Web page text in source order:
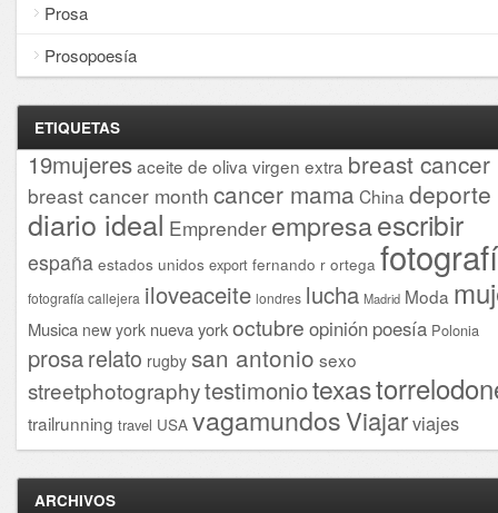
Prosa
Prosopoesía
ETIQUETAS
19mujeresaceite de oliva virgen extra breast cancer
breast cancer month cancer mama China deporte
diario ideal Emprender empresaescribir
españa estados unidos export fernando r ortega
fotografía callejera iloveaceite londres lucha Madrid Moda
Musica new york nueva yorkoctubre opinión poesía Polonia
prosarelato rugby san antonio sexo
streetphotographytestimoniotexas
trailrunning travel USA vagamundosViajarviajes
ARCHIVOS